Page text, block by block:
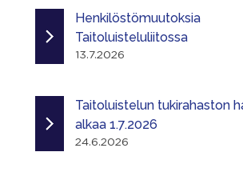
Henkilöstömuutoksia
Taitoluisteluliitossa
13.7.2026
Taitoluistelun tukirahaston
alkaa 1.7.2026
24.6.2026